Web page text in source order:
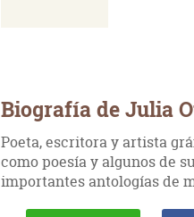
Biografía de Julia
Poeta, escritora y artista
como poesía y algunos de
importantes antologías de